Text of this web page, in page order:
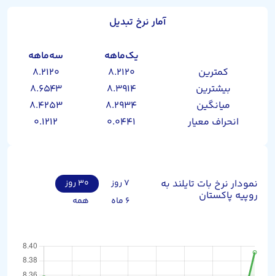
آمار نرخ تبدیل
یک‌ماهه
سه‌ماهه
کمترین
۸.۲۱۲۰
۸.۲۱۲۰
بیشترین
۸.۳۹۱۴
۸.۶۵۴۳
میانگین
۸.۲۹۳۴
۸.۴۲۵۳
انحراف معیار
۰.۰۴۴۱ ۰.۱۲۱۲
نمودار نرخ بات تایلند به
روپیه پاکستان
۷ روز
۳۰ روز
۶ ماه
همه